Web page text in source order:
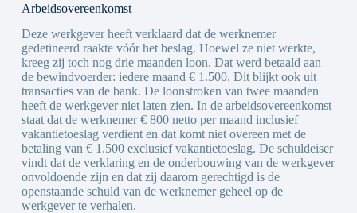
Arbeidsovereenkomst
Deze werkgever heeft verklaard dat de werknemer
gedetineerd raakte vóór het beslag. Hoewel ze niet werkte,
kreeg zij toch nog drie maanden loon. Dat werd betaald aan
de bewindvoerder: iedere maand € 1.500. Dit blijkt ook uit
transacties van de bank. De loonstroken van twee maanden
heeft de werkgever niet laten zien. In de arbeidsovereenkomst
staat dat de werknemer € 800 netto per maand inclusief
vakantietoeslag verdient en dat komt niet overeen met de
betaling van € 1.500 exclusief vakantietoeslag. De schuldeiser
vindt dat de verklaring en de onderbouwing van de werkgever
onvoldoende zijn en dat zij daarom gerechtigd is de
openstaande schuld van de werknemer geheel op de
werkgever te verhalen.